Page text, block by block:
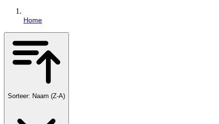
Home
Sorteer: Naam (Z-A)